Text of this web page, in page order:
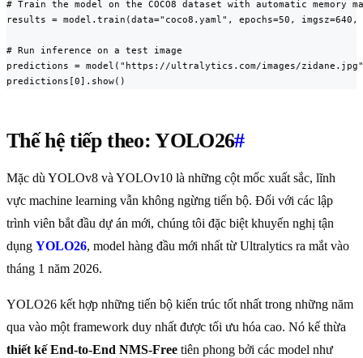
# Train the model on the COCO8 dataset with automatic memory
results = model.train(data="coco8.yaml", epochs=50, imgsz=640,
# Run inference on a test image
predictions = model("https://ultralytics.com/images/
predictions[0].show()
Thế hệ tiếp theo: YOLO26#
Mặc dù YOLOv8 và YOLOv10 là những cột mốc xuất sắc, lĩnh
vực machine learning vẫn không ngừng tiến bộ. Đối với các lập
trình viên bắt đầu dự án mới, chúng tôi đặc biệt khuyến nghị tận
dụng YOLO26, model hàng đầu mới nhất từ Ultralytics ra mắt vào
tháng 1 năm 2026.
YOLO26 kết hợp những tiến bộ kiến trúc tốt nhất trong những năm
qua vào một framework duy nhất được tối ưu hóa cao. Nó kế thừa
thiết kế End-to-End NMS-Free tiên phong bởi các model như